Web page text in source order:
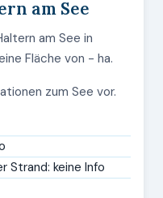
am See
am See in
Fläche von - ha.
zum See vor.
Strand: keine Info